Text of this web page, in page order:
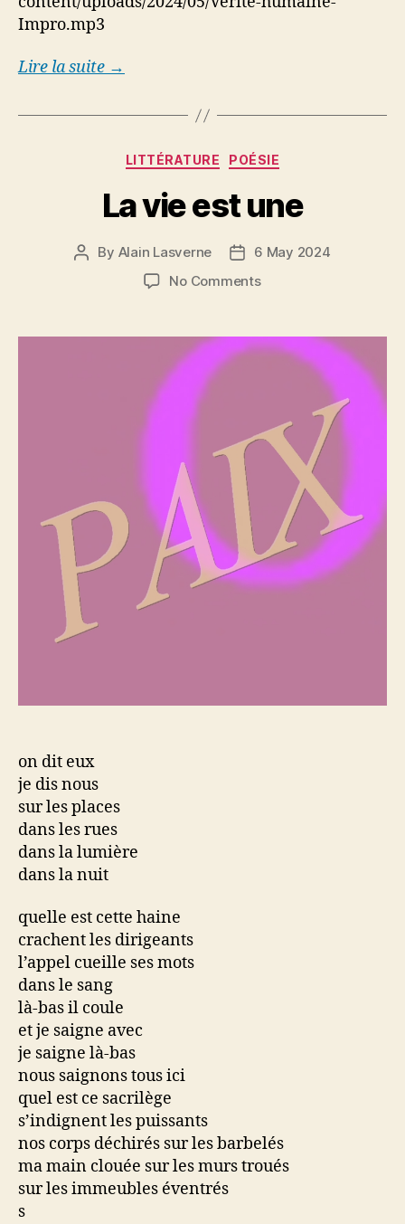
Impro.mp3
Lire la suite →
Categories
LITTÉRATURE POÉSIE
La vie est une
Post
By Alain Lasverne
Post6 May 2024
No Commentson
est
une
on dit eux
je dis nous
sur les places
dans les rues
dans la lumière
dans la nuit
quelle est cette haine
crachent les dirigeants
l’appel cueille ses mots
dans le sang
là-bas il coule
et je saigne avec
je saigne là-bas
nous saignons tous ici
quel est ce sacrilège
s’indignent les puissants
nos corps déchirés sur les barbelés
ma main clouée sur les murs troués
sur les immeubles éventrés
s